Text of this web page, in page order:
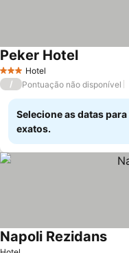
3 EstrelasHotel
Peker HotelVer preços
/ Pontuação não disponível
Selecione as datas
exatos.
Napoli RezidansVer